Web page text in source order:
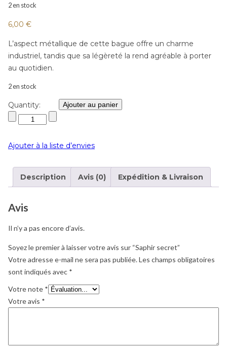
2 en stock
6,00 €
L’aspect métallique de cette bague offre un charme
industriel, tandis que sa légèreté la rend agréable à porter
au quotidien.
2 en stock
Quantity: Ajouter au panier
Ajouter à la liste d’envies
Description Avis (0) Expédition & Livraison
Avis
Il n’y a pas encore d’avis.
Soyez le premier à laisser votre avis sur “Saphir secret”
Votre adresse e-mail ne sera pas publiée.Les champs obligatoires
sont indiqués avec *
Votre note *
Votre avis *